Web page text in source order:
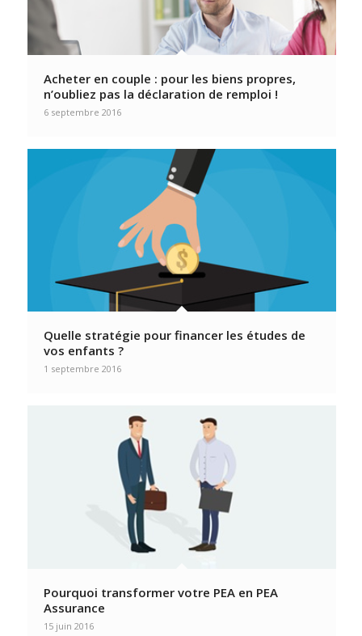
Acheter en couple : pour les biens propres,
n’oubliez pas la déclaration de remploi !
6 septembre 2016
Quelle stratégie pour financer les études de
vos enfants ?
1 septembre 2016
Pourquoi transformer votre PEA en PEA
Assurance
15 juin 2016